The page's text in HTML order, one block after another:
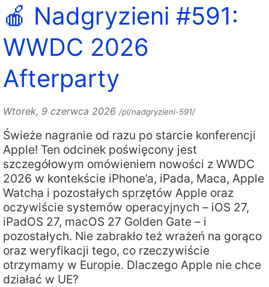
🍎 Nadgryzieni #591:
WWDC 2026
Afterparty
Wtorek, 9 czerwca 2026 /pl/nadgryzieni-591/
Świeże nagranie od razu po starcie konferencji
Apple! Ten odcinek poświęcony jest
szczegółowym omówieniem nowości z WWDC
2026 w kontekście iPhone’a, iPada, Maca, Apple
Watcha i pozostałych sprzętów Apple oraz
oczywiście systemów operacyjnych – iOS 27,
iPadOS 27, macOS 27 Golden Gate – i
pozostałych. Nie zabrakło też wrażeń na gorąco
oraz weryfikacji tego, co rzeczywiście
otrzymamy w Europie. Dlaczego Apple nie chce
działać w UE?